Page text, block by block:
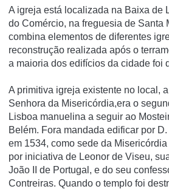
A igreja está localizada na Baixa de
do Comércio, na freguesia de Santa
combina elementos de diferentes
reconstrução realizada após o
a maioria dos edifícios da cidade foi
A primitiva igreja existente no local,
Senhora da Misericórdia,era o
Lisboa manuelina a seguir ao
Belém. Fora mandada edificar por
em 1534, como sede da
por iniciativa de Leonor de Viseu,
João II de Portugal, e do seu
Contreiras. Quando o templo foi